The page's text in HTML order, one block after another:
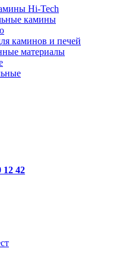
Hi-Tech
камины
каминов и печей
материалы
12 42